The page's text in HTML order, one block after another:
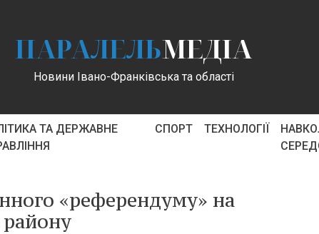
ПАРАЛЕЛЬМЕДІА
Новини Івано-Франківська та області
ТА ДЕРЖАВНЕ
СПОРТ ТЕХНОЛОГІЇ
«референдуму» на
району